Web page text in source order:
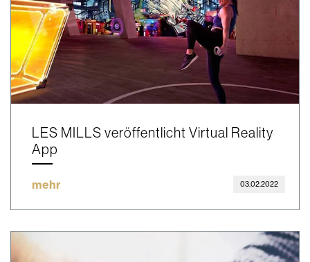
LES MILLS veröffentlicht Virtual Reality
App
mehr 03.02.2022